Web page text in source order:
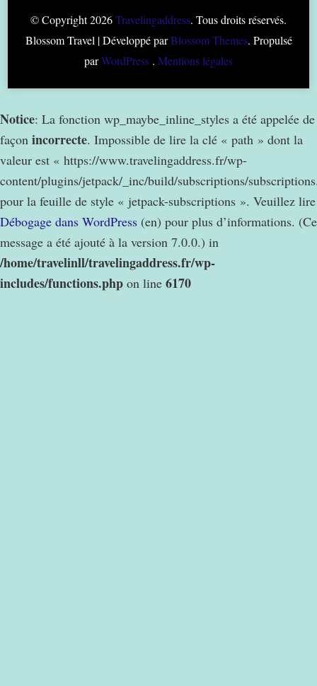
© Copyright 2026Travelingaddress. Tous droits réservés.
Blossom Travel | Développé parBlossom Themes. Propulsé
parWordPress . Mentions légales
Notice: La fonction wp_maybe_inline_styles a été appelée de
façon incorrecte. Impossible de lire la clé « path » dont la
valeur est « https://www.travelingaddress.fr/wp-
content/plugins/jetpack/_inc/build/subscriptions/
pour la feuille de style « jetpack-subscriptions ». Veuillez lire
Débogage dans WordPress (en) pour plus d’informations. (Ce
message a été ajouté à la version 7.0.0.) in
/home/travelinll/travelingaddress.fr/wp-
includes/functions.php on line 6170